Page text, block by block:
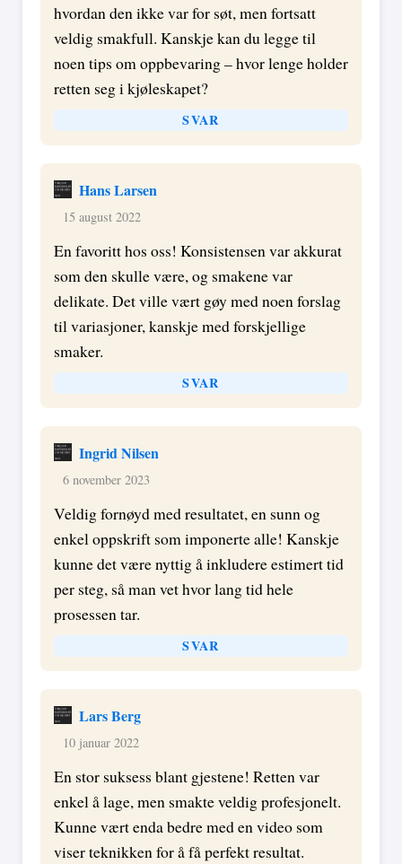
hvordan den ikke var for søt, men fortsatt
veldig smakfull. Kanskje kan du legge til
noen tips om oppbevaring – hvor lenge holder
retten seg i kjøleskapet?
SVAR
Hans Larsen
15 august 2022
En favoritt hos oss! Konsistensen var akkurat
som den skulle være, og smakene var
delikate. Det ville vært gøy med noen forslag
til variasjoner, kanskje med forskjellige
smaker.
SVAR
Ingrid Nilsen
6 november 2023
Veldig fornøyd med resultatet, en sunn og
enkel oppskrift som imponerte alle! Kanskje
kunne det være nyttig å inkludere estimert tid
per steg, så man vet hvor lang tid hele
prosessen tar.
SVAR
Lars Berg
10 januar 2022
En stor suksess blant gjestene! Retten var
enkel å lage, men smakte veldig profesjonelt.
Kunne vært enda bedre med en video som
viser teknikken for å få perfekt resultat.